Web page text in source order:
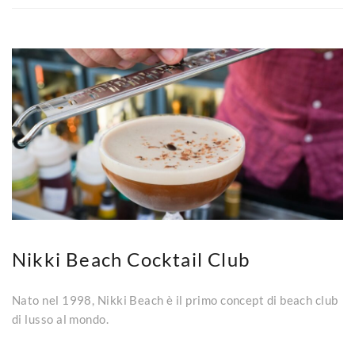
Nikki Beach Cocktail Club
Nato nel 1998, Nikki Beach è il primo concept di beach club
di lusso al mondo.